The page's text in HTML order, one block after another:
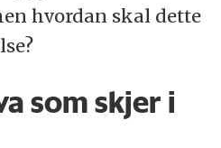
hvordan skal dette
som skjer i